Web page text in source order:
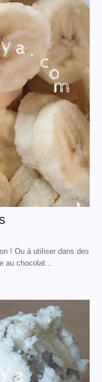
! Ou à utiliser dans des
au chocolat...